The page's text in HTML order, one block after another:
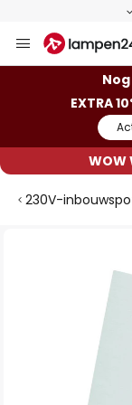
naar
EXTRA
WOW
230V-
afbeeldingen-